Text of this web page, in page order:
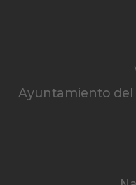
Ayuntamiento del